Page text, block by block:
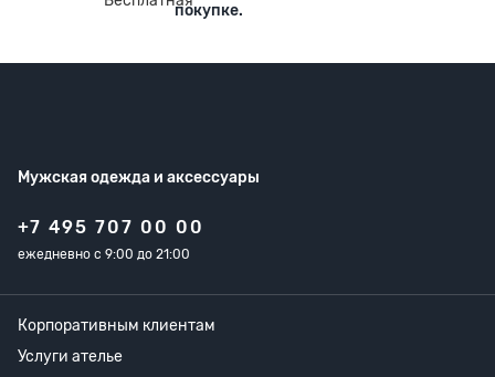
покупке.
Мужская одежда и аксессуары
+7 495 707 00 00
ежедневно с 9:00 до 21:00
Корпоративным клиентам
Услуги ателье